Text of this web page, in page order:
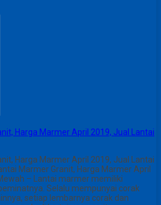
Harga Marmer April 2019, Jual Lantai
Harga Marmer April 2019, Jual Lantai
Marmer Granit, Harga Marmer April
– Lantai marmer memiliki
Selalu mempunyai corak
setiap lembarnya corak dan